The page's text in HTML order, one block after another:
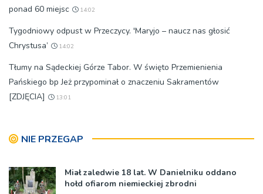
ponad 60 miejsc
14:02
Tygodniowy odpust w Przeczycy. 'Maryjo – naucz nas głosić
Chrystusa’
14:02
Tłumy na Sądeckiej Górze Tabor. W święto Przemienienia
Pańskiego bp Jeż przypominał o znaczeniu Sakramentów
[ZDJĘCIA]
13:01
NIE PRZEGAP
Miał zaledwie 18 lat. W Danielniku oddano
hołd ofiarom niemieckiej zbrodni